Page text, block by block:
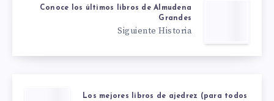
Conoce los últimos libros de Almudena
Grandes
Siguiente Historia
Los mejores libros de ajedrez (para todos